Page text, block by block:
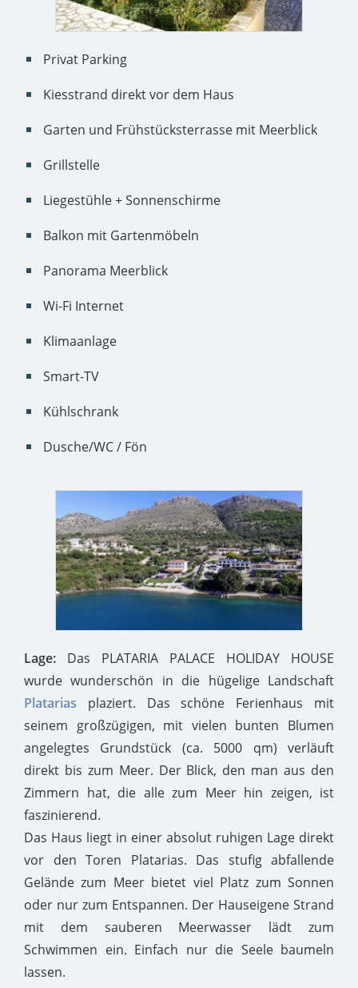
Privat Parking
Kiesstrand direkt vor dem Haus
Garten und Frühstücksterrasse mit Meerblick
Grillstelle
Liegestühle + Sonnenschirme
Balkon mit Gartenmöbeln
Panorama Meerblick
Wi-Fi Internet
Klimaanlage
Smart-TV
Kühlschrank
Dusche/WC / Fön
Lage: Das PLATARIA PALACE HOLIDAY HOUSE
wurde wunderschön in die hügelige Landschaft
Platarias plaziert. Das schöne Ferienhaus mit
seinem großzügigen, mit vielen bunten Blumen
angelegtes Grundstück (ca. 5000 qm) verläuft
direkt bis zum Meer. Der Blick, den man aus den
Zimmern hat, die alle zum Meer hin zeigen, ist
faszinierend.
Das Haus liegt in einer absolut ruhigen Lage direkt
vor den Toren Platarias. Das stufig abfallende
Gelände zum Meer bietet viel Platz zum Sonnen
oder nur zum Entspannen. Der Hauseigene Strand
mit dem sauberen Meerwasser lädt zum
Schwimmen ein. Einfach nur die Seele baumeln
lassen.